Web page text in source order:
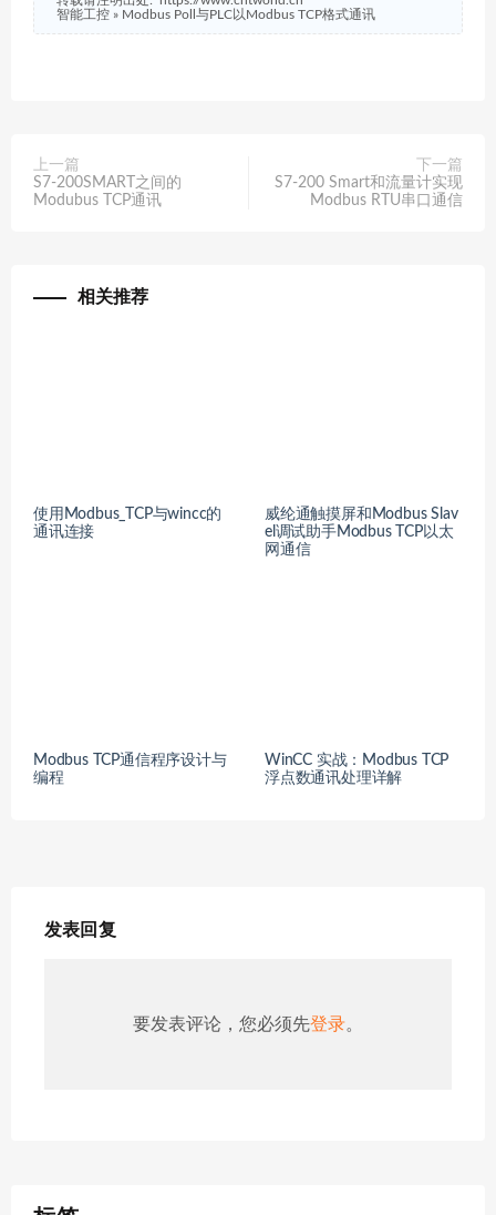
智能工控 » Modbus Poll与PLC以Modbus TCP格式通讯
上一篇
S7-200SMART之间的
Modubus TCP通讯
下一篇
S7-200 Smart和流量计实现
Modbus RTU串口通信
相关推荐
使用Modbus_TCP与wincc的
通讯连接
威纶通触摸屏和Modbus Slav
el调试助手Modbus TCP以太
网通信
Modbus TCP通信程序设计与
编程
WinCC 实战：Modbus TCP
浮点数通讯处理详解
发表回复
要发表评论，您必须先登录。